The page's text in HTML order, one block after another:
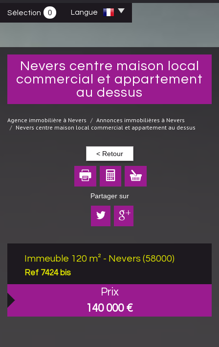
Sélection 0 Langue
nevers centre maison local
commercial et appartement
au dessus
Agence immobilière à Nevers
Annonces immobilières à Nevers
Nevers centre maison local commercial et appartement au dessus
< Retour
Partager sur
Immeuble 120 m² - Nevers (58000)
Ref 7424 bis
Prix
140 000 €